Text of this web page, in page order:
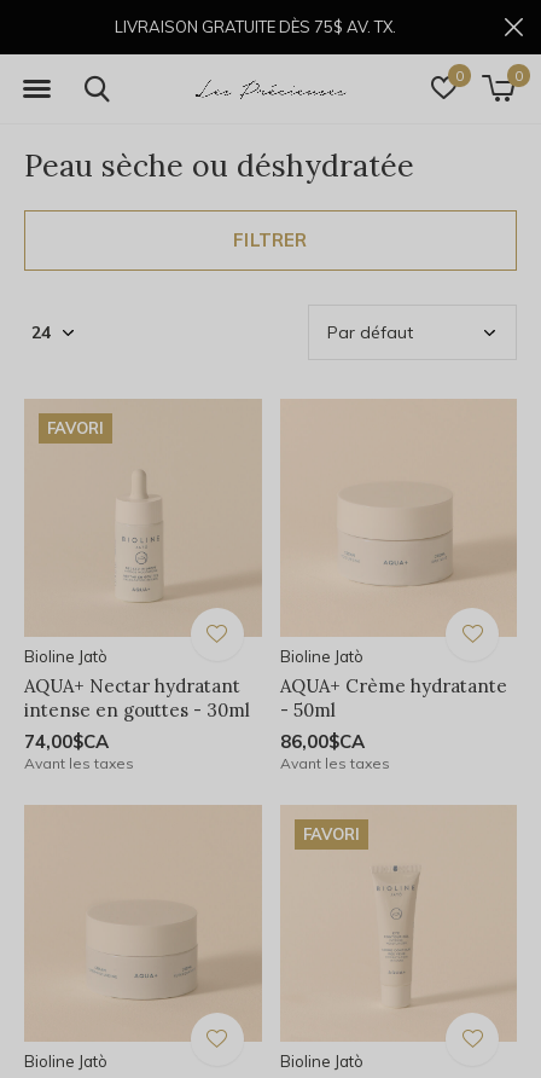
0 0
LIVRAISON GRATUITE DÈS 75$ AV. TX.
Peau sèche ou déshydratée
FILTRER
FAVORI
Bioline Jatò
AQUA+ Nectar hydratant
intense en gouttes - 30ml
74,00$CA
Avant les taxes
Bioline Jatò
AQUA+ Crème hydratante
- 50ml
86,00$CA
Avant les taxes
Bioline Jatò
FAVORI
Bioline Jatò